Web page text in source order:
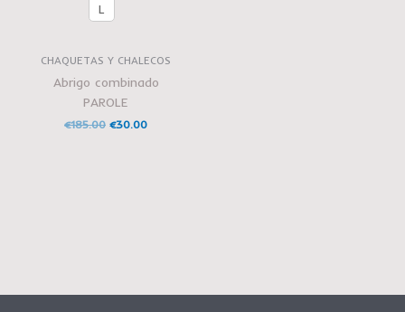
L
CHAQUETAS Y CHALECOS
Abrigo combinado
PAROLE
€185.00 €30.00